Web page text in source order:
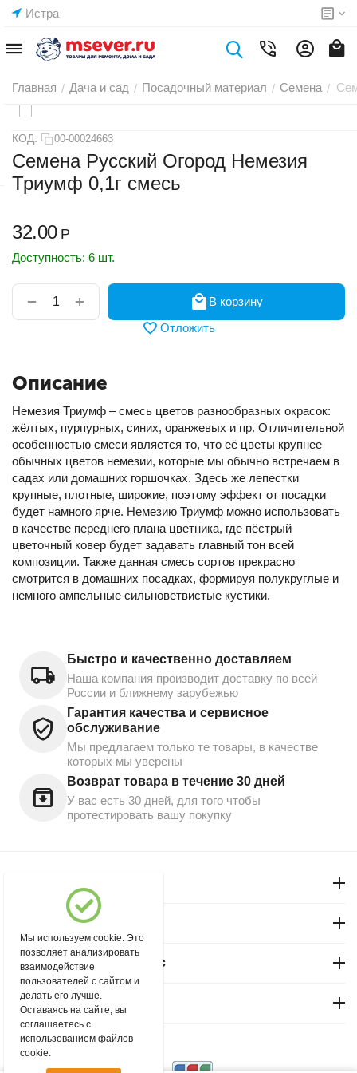
Истра
Главная / Дача и сад / Посадочный материал / Семена /
КОД: 00-00024663
Семена Русский Огород Немезия
Триумф 0,1г смесь
32.00 Р
Доступность: 6 шт.
+
−
В корзину
Отложить
Описание
Немезия Триумф – смесь цветов разнообразных окрасок:
жёлтых, пурпурных, синих, оранжевых и пр. Отличительной
особенностью смеси является то, что её цветы крупнее
обычных цветов немезии, которые мы обычно встречаем в
садах или домашних горшочках. Здесь же лепестки
крупные, плотные, широкие, поэтому эффект от посадки
будет намного ярче. Немезию Триумф можно использовать
в качестве переднего плана цветника, где пёстрый
цветочный ковер будет задавать главный тон всей
композиции. Также данная смесь сортов прекрасно
смотрится в домашних посадках, формируя полукруглые и
немного ампельные сильноветвистые кустики.
Быстро и качественно доставляем
Наша компания производит доставку по всей
России и ближнему зарубежью
Гарантия качества и сервисное
обслуживание
Мы предлагаем только те товары, в качестве
которых мы уверены
Возврат товара в течение 30 дней
У вас есть 30 дней, для того чтобы
протестировать вашу покупку
Магазин "Северный"
Покупательский сервис
Контакты
© 2004 - 2026 msever.ru.
Мы используем cookie. Это
позволяет анализировать
взаимодействие
пользователей с сайтом и
делать его лучше.
Оставаясь на сайте, вы
соглашаетесь с
использованием файлов
cookie.